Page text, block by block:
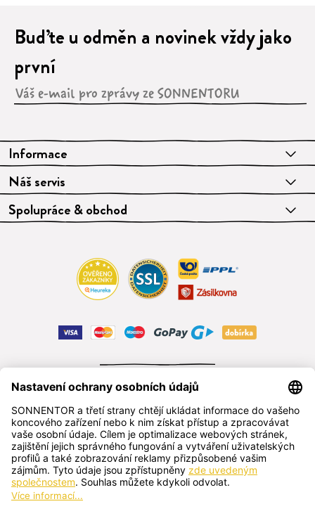
Informace
Náš servis
Spolupráce & obchod
Buďte u odměn a novinek vždy jako
první
čeština
SONNENTOR s.r.o.
Příhon 943, 696 15 Čejkovice, Česká republika
+420 518 362 687 sonnentor@sonnentor.cz